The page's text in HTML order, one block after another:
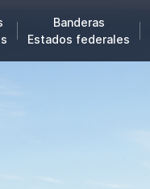
Banderas
Estados federales